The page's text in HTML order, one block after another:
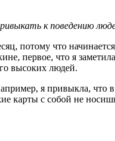
к поведению
потому что
первое, что я
высоких людей.
я привыкла, что
карты с собой не